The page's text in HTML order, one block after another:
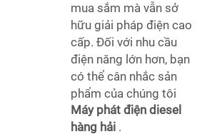
mua sắm mà vẫn sở
hữu giải pháp điện cao
cấp. Đối với nhu cầu
điện năng lớn hơn, bạn
có thể cân nhắc sản
phẩm của chúng tôi
Máy phát điện diesel
hàng hải .